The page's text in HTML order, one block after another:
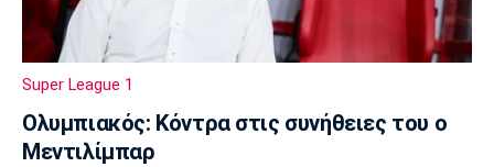
Super League 2
Στον Πανσερραϊκό ο Μπίτζιος
17:45
Γιαννούλης: «Δεν βλέπω την... ώρα να παίξω»
(vid)
Super League 1
Ολυμπιακός: Κόντρα στις συνήθειες του ο
Μεντιλίμπαρ